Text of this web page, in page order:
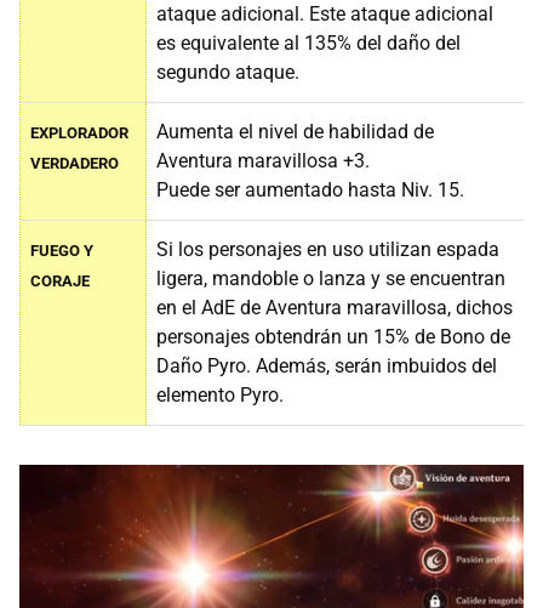
ataque adicional. Este ataque adicional
es equivalente al 135% del daño del
segundo ataque.
EXPLORADOR
VERDADERO
Aumenta el nivel de habilidad de
Aventura maravillosa +3.
Puede ser aumentado hasta Niv. 15.
FUEGO Y
CORAJE
Si los personajes en uso utilizan espada
ligera, mandoble o lanza y se encuentran
en el AdE de Aventura maravillosa, dichos
personajes obtendrán un 15% de Bono de
Daño Pyro. Además, serán imbuidos del
elemento Pyro.